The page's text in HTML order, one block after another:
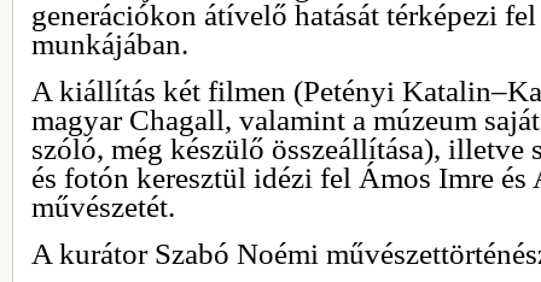
generációkon átívelő hatását térképezi
munkájában.
A kiállítás két filmen (Petényi
magyar Chagall, valamint a múzeum
szóló, még készülő összeállítása), illetve
és fotón keresztül idézi fel Ámos Imre
művészetét.
A kurátor Szabó Noémi